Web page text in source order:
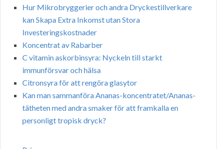
Hur Mikrobryggerier och andra Dryckestillverkare
kan Skapa Extra Inkomst utan Stora
Investeringskostnader
Koncentrat av Rabarber
C vitamin askorbinsyra: Nyckeln till starkt
immunförsvar och hälsa
Citronsyra för att rengöra glasytor
Kan man sammanföra Ananas-koncentratet/Ananas-
tätheten med andra smaker för att framkalla en
personligt tropisk dryck?